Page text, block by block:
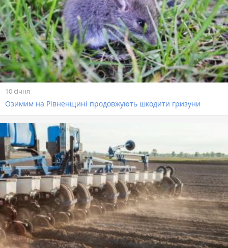
10 січня
Озимим на Рівненщині продовжують шкодити гризуни